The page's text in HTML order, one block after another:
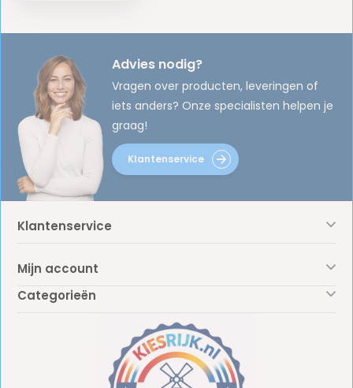
Advies nodig?
Vragen over producten, leveringen of
iets anders? Onze specialisten helpen je
graag!
Klantenservice
Klantenservice
Mijn account
Categorieën